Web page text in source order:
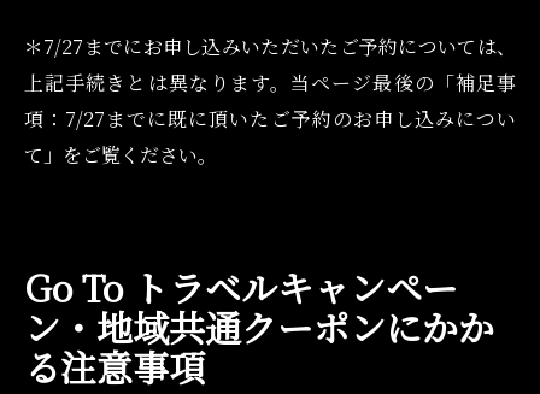
＊7/27までにお申し込みいただいたご予約については、
上記手続きとは異なります。当ページ最後の「補足事
項：7/27までに既に頂いたご予約のお申し込みについ
て」をご覧ください。
Go To トラベルキャンペー
ン・地域共通クーポンにかか
る注意事項